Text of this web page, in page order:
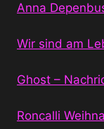
Anna
Wir sind am
Ghost –
Roncalli